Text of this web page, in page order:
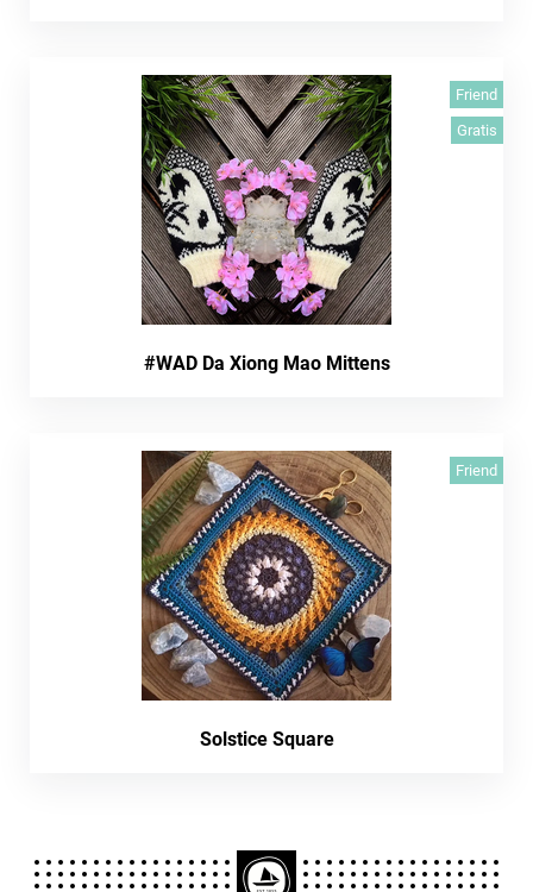
Friend
Gratis
#WAD Da Xiong Mao Mittens
Friend
Solstice Square